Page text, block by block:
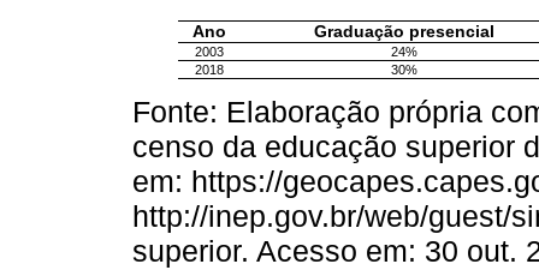
Ano Graduação presencial
2003
24%
2018
30%
Fonte: Elaboração própria
censo da educação superior
em: https://
http://inep.gov.br/web/guest/
superior. Acesso em: 30 out.